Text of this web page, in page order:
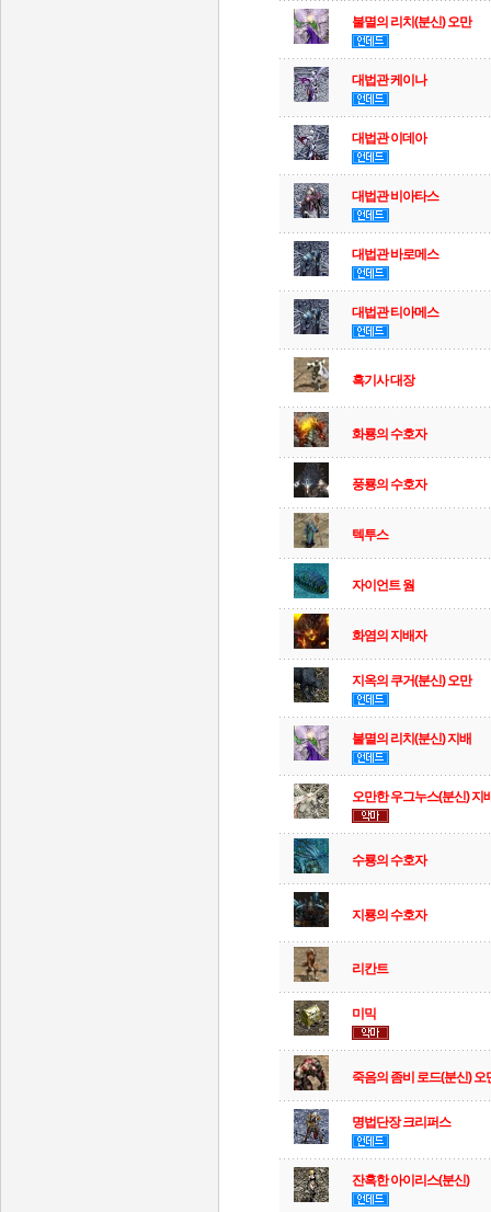
불멸의 리치(분신) 오만
대법관 케이나
대법관 이데아
대법관 비아타스
대법관 바로메스
대법관 티아메스
흑기사 대장
화룡의 수호자
풍룡의 수호자
텍투스
자이언트 웜
화염의 지배자
지옥의 쿠거(분신) 오만
불멸의 리치(분신) 지배
오만한 우그누스(분신) 지
수룡의 수호자
지룡의 수호자
리칸트
미믹
죽음의 좀비 로드(분신) 오
명법단장 크리퍼스
잔혹한 아이리스(분신)